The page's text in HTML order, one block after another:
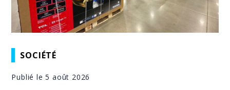
SOCIÉTÉ
Publié le 5 août 2026